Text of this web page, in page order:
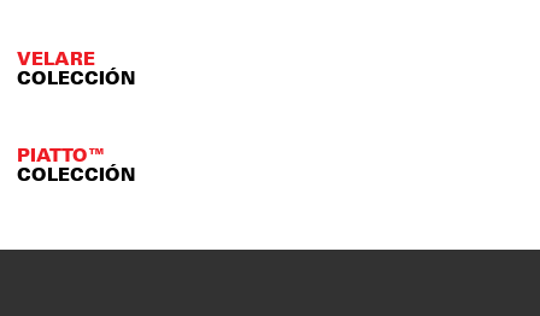
VELARE
COLECCIÓN
PIATTO™
COLECCIÓN